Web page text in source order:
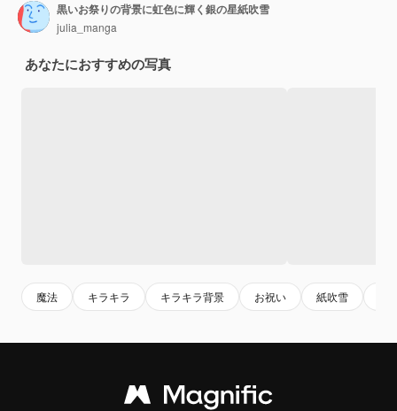
黒いお祭りの背景に虹色に輝く銀の星紙吹雪
julia_manga
あなたにおすすめの写真
魔法 キラキラ キラキラ背景 お祝い 紙吹雪